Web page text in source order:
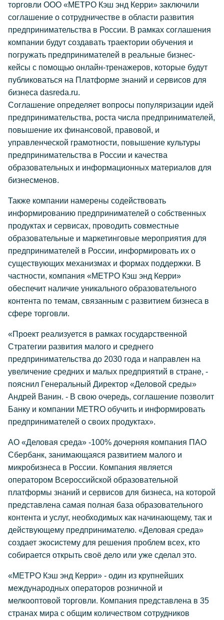
торговли ООО «МЕТРО Кэш энд Керри» заключили
соглашение о сотрудничестве в области развития
предпринимательства в России. В рамках соглашения
компании будут создавать траектории обучения и
погружать предпринимателей в реальные бизнес-
кейсы с помощью онлайн-тренажеров, которые будут
публиковаться на Платформе знаний и сервисов для
бизнеса dasreda.ru.
Соглашение определяет вопросы популяризации идей
предпринимательства, роста числа предпринимателей,
повышение их финансовой, правовой, и
управленческой грамотности, повышение культуры
предпринимательства в России и качества
образовательных и информационных материалов для
бизнесменов.
Также компании намерены содействовать
информированию предпринимателей о собственных
продуктах и сервисах, проводить совместные
образовательные и маркетинговые мероприятия для
предпринимателей в России, информировать их о
существующих механизмах и формах поддержки. В
частности, компания «МЕТРО Кэш энд Керри»
обеспечит наличие уникального образовательного
контента по темам, связанным с развитием бизнеса в
сфере торговли.
«Проект реализуется в рамках государственной
Стратегии развития малого и среднего
предпринимательства до 2030 года и направлен на
увеличение средних и малых предприятий в стране, -
пояснил Генеральный Директор «Деловой среды»
Андрей Ванин. - В свою очередь, соглашение позволит
Банку и компании METRO обучить и информировать
предпринимателей о своих продуктах».
АО «Деловая среда» -100% дочерняя компания ПАО
Сбербанк, занимающаяся развитием малого и
микробизнеса в России. Компания является
оператором Всероссийской образовательной
платформы знаний и сервисов для бизнеса, на которой
представлена самая полная база образовательного
контента и услуг, необходимых как начинающему, так и
действующему предпринимателю. «Деловая среда»
создает экосистему для решения проблем всех, кто
собирается открыть своё дело или уже сделал это.
«МЕТРО Кэш энд Керри» - один из крупнейших
международных операторов розничной и
мелкооптовой торговли. Компания представлена в 35
странах мира с общим количеством сотрудников